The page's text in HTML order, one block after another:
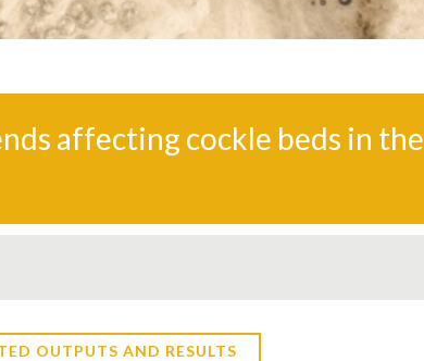
affecting cockle beds in the
OUTPUTS AND RESULTS